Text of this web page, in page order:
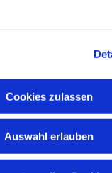
Cookies zulassen
Auswahl erlauben